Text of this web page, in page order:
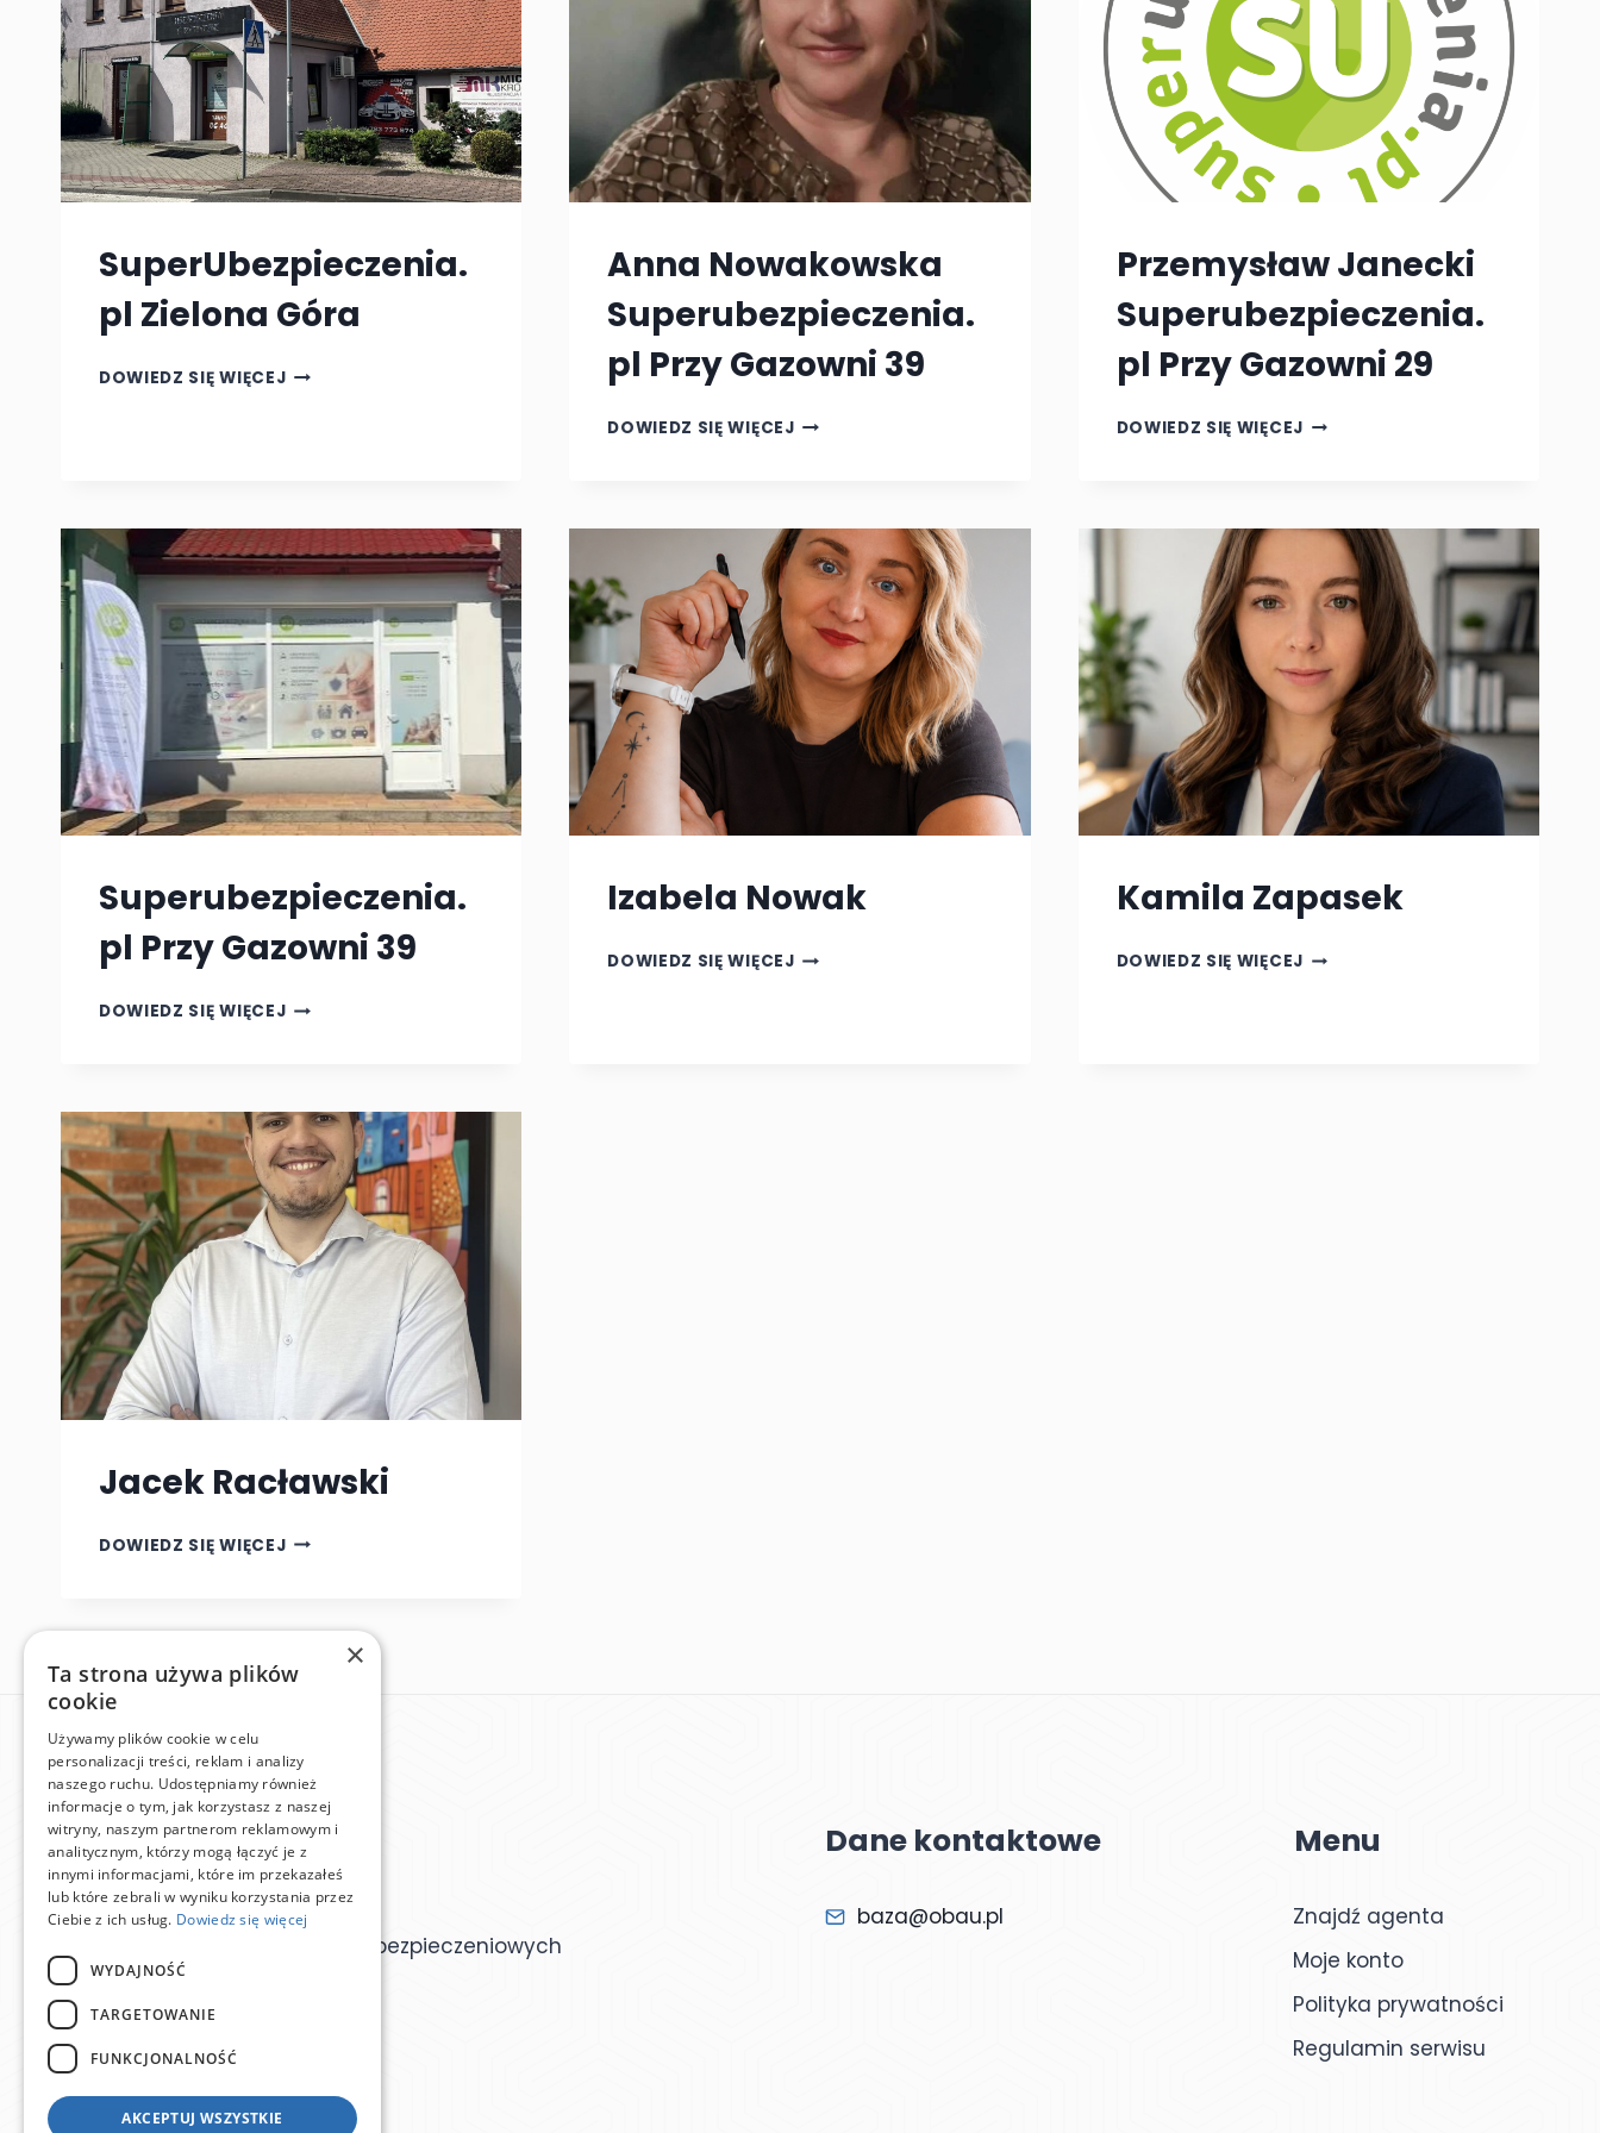
SuperUbezpieczenia.
pl Zielona Góra
DOWIEDZ SIĘ WIĘCEJSUPERUBEZPIECZENIA.PL
Anna Nowakowska
Superubezpieczenia.
pl Przy Gazowni 39
DOWIEDZ SIĘ WIĘCEJANNA
39
Przemysław Janecki
Superubezpieczenia.
pl Przy Gazowni 29
DOWIEDZ SIĘ WIĘCEJPRZEMYSŁAW
Superubezpieczenia.
pl Przy Gazowni 39
DOWIEDZ SIĘ WIĘCEJSUPERUBEZPIECZENIA.PL
Izabela Nowak
DOWIEDZ SIĘ WIĘCEJIZABELA
Kamila Zapasek
DOWIEDZ SIĘ WIĘCEJKAMILA
Jacek Racławski
DOWIEDZ SIĘ WIĘCEJJACEK
Ogólnopolska Baza Agentów Ubezpieczeniowych
Dane kontaktowe
baza@obau.pl
Menu
Znajdź agenta
Moje konto
Polityka prywatności
Regulamin serwisu
×
Ta strona używa plików
cookie
Używamy plików cookie w celu
personalizacji treści, reklam i analizy
naszego ruchu. Udostępniamy również
informacje o tym, jak korzystasz z naszej
witryny, naszym partnerom reklamowym i
analitycznym, którzy mogą łączyć je z
innymi informacjami, które im przekazałeś
lub które zebrali w wyniku korzystania przez
Ciebie z ich usług. Dowiedz się więcej
WYDAJNOŚĆ
TARGETOWANIE
FUNKCJONALNOŚĆ
AKCEPTUJ WSZYSTKIE